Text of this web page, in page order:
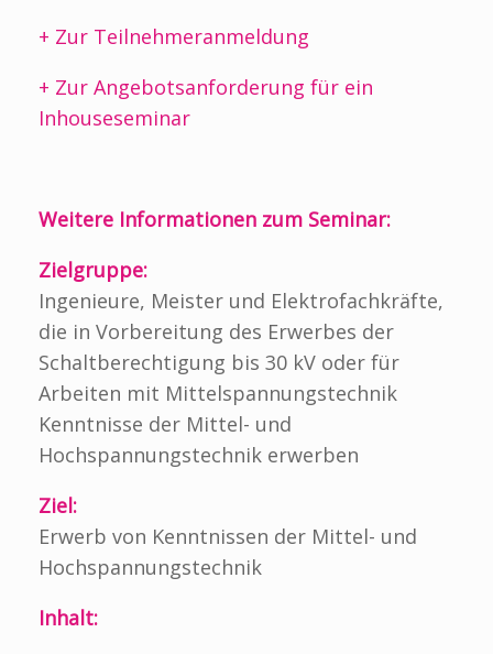
+ Zur Teilnehmeranmeldung
+ Zur Angebotsanforderung für ein
Inhouseseminar
Weitere Informationen zum Seminar:
Zielgruppe:
Ingenieure, Meister und Elektrofachkräfte,
die in Vorbereitung des Erwerbes der
Schaltberechtigung bis 30 kV oder für
Arbeiten mit Mittelspannungstechnik
Kenntnisse der Mittel- und
Hochspannungstechnik erwerben
Ziel:
Erwerb von Kenntnissen der Mittel- und
Hochspannungstechnik
Inhalt: